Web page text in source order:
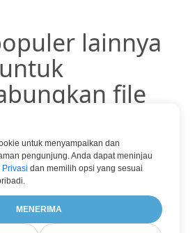
lainnya
untuk
file
format populer lainnya:
PDF
untuk menyampaikan dan
pengunjung. Anda dapat meninjau
Privasi dan memilih opsi yang sesuai
MENERIMA